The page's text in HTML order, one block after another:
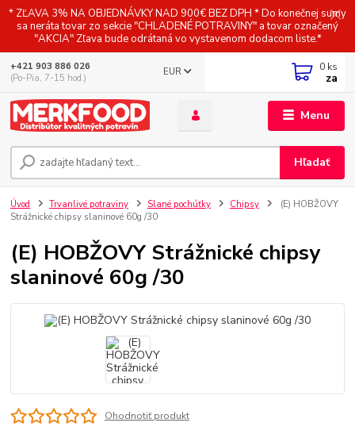
* ZĽAVA 3% NA OBJEDNÁVKY NAD 900€ BEZ DPH * Do konečnej sumy
sa neráta tovar zo sekcie "CHLADENÉ POTRAVINY" a tovar označený
"AKCIA" Zľava bude odrátaná vo vystavenom dodacom liste.*
Menu
EUR
Hľadať
+421 903 886 026
(Po-Pia, 7-15 hod.)
0 ks
za
Úvod Trvanlivé potraviny Slané pochúťky Chipsy
(E) HOBŽOVY
Strážnické chipsy slaninové 60g /30
(E) HOBŽOVY Strážnické chipsy
slaninové 60g /30
Ohodnotiť produkt